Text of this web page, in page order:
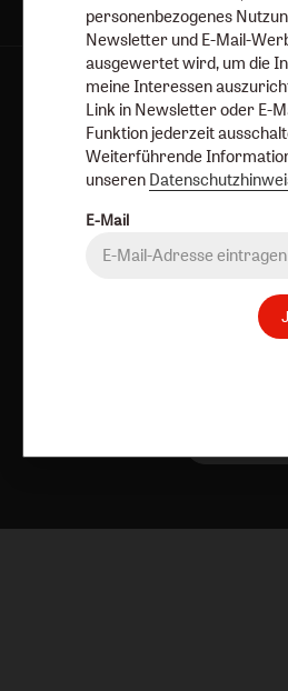
AGB und
Barrierefreiheit
Vertrag widerrufen
personenbezogenes
Newsletter und E-Mail-
ausgewertet wird, um die
meine Interessen
Link in Newsletter oder E-
Funktion jederzeit
Weiterführende
unseren
E-Mail